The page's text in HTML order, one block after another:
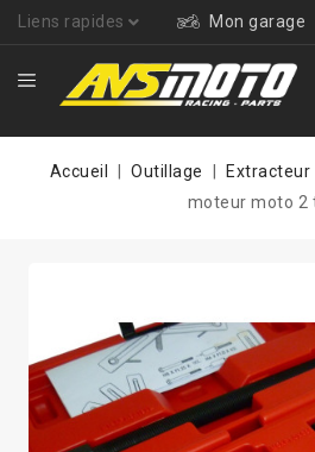
Liens rapides Mon garage
Accueil Outillage Extracteur
moteur moto 2